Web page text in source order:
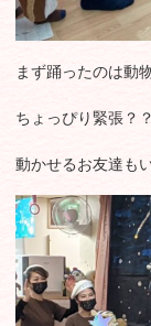
まず踊ったのは動
ちょっぴり緊張？
動かせるお友達も